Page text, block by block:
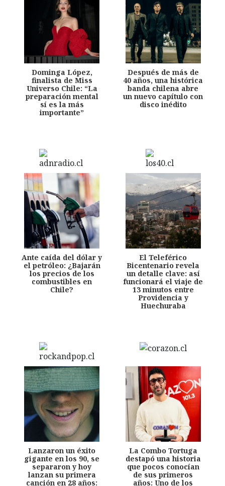
Dominga López,
finalista de Miss
Universo Chile: “La
preparación mental
sí es la más
importante”
Después de más de
40 años, una histórica
banda chilena abre
un nuevo capítulo con
disco inédito
Ante caída del dólar y
el petróleo: ¿Bajarán
los precios de los
combustibles en
Chile?
El Teleférico
Bicentenario revela
un detalle clave: así
funcionará el viaje de
13 minutos entre
Providencia y
Huechuraba
Lanzaron un éxito
gigante en los 90, se
separaron y hoy
lanzan su primera
canción en 28 años:
La Combo Tortuga
destapó una historia
que pocos conocían
de sus primeros
años: Uno de los